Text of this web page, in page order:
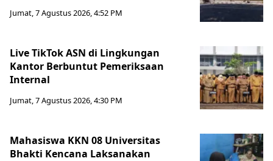
Jumat, 7 Agustus 2026, 4:52 PM
Live TikTok ASN di Lingkungan
Kantor Berbuntut Pemeriksaan
Internal
Jumat, 7 Agustus 2026, 4:30 PM
Mahasiswa KKN 08 Universitas
Bhakti Kencana Laksanakan